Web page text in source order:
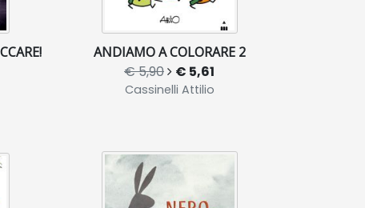
ANDIAMO A COLORARE 2
€ 5,90 € 5,61
Cassinelli Attilio